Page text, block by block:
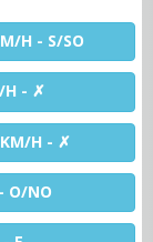
H - S/SO
H - ✗
H - ✗
O/NO